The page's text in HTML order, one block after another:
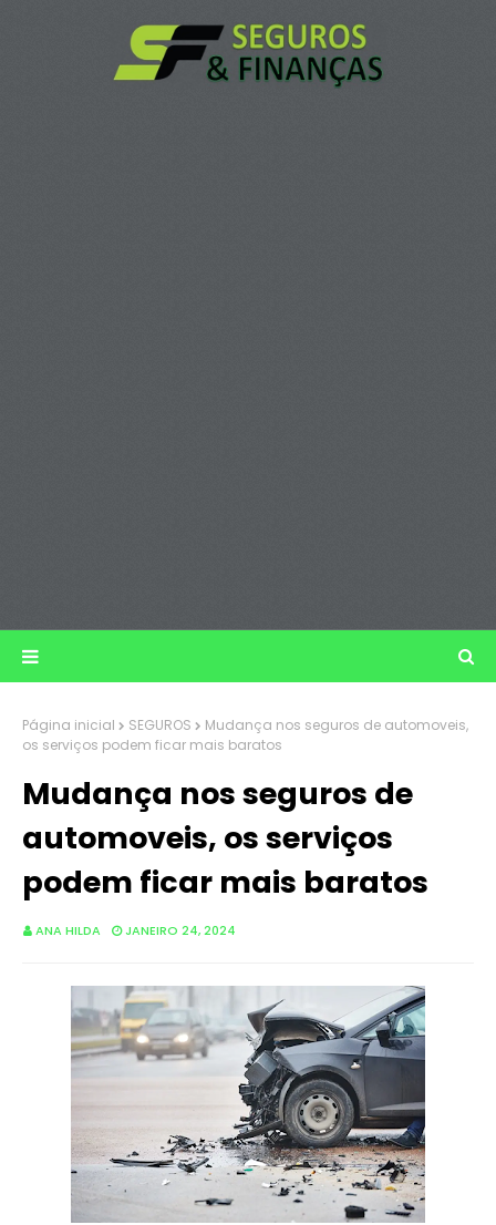
Página inicial SEGUROS
Mudança nos seguros de automoveis,
os serviços podem ficar mais baratos
Mudança nos seguros de
automoveis, os serviços
podem ficar mais baratos
ANA HILDA JANEIRO 24, 2024